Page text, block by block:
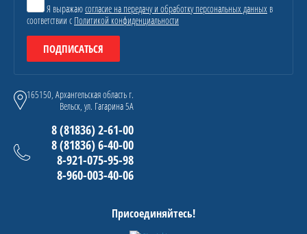
Я выражаюсогласие на передачу и обработку персональных данных в
соответствии с Политикой конфиденциальности
ПОДПИСАТЬСЯ
165150, Архангельская область г.
Вельск, ул. Гагарина 5А
8 (81836) 2-61-00
8 (81836) 6-40-00
8-921-075-95-98
8-960-003-40-06
Присоединяйтесь!